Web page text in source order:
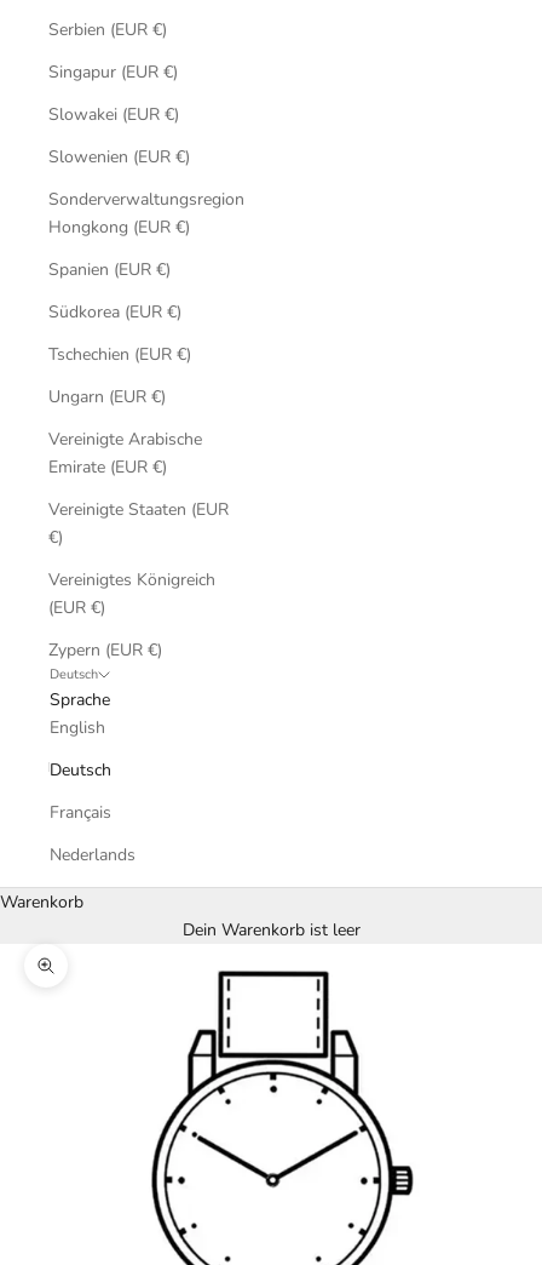
Serbien (EUR €)
Singapur (EUR €)
Slowakei (EUR €)
Slowenien (EUR €)
Sonderverwaltungsregion
Hongkong (EUR €)
Spanien (EUR €)
Südkorea (EUR €)
Tschechien (EUR €)
Ungarn (EUR €)
Vereinigte Arabische
Emirate (EUR €)
Vereinigte Staaten (EUR
€)
Vereinigtes Königreich
(EUR €)
Zypern (EUR €)
Deutsch
Sprache
English
Deutsch
Français
Nederlands
Warenkorb
Dein Warenkorb ist leer
Bild vergrößern